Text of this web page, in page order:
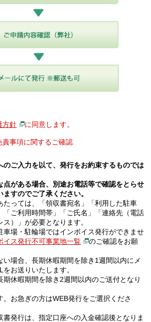
方針 に同意します。
責事項に関するご確認
のご入力を以て、発行をお約束するものでは
点がある場合、別途お電話等で確認をとらせ
すのでご了承ください。
たっては、「領収書宛名」「利用した駐車
「ご利用時間帯」「ご氏名」「連絡先（電話
）」が必要となります。
車場・駐輪場ではインボイス発行ができませ
イス発行不可事業地一覧
のご確認をお願
い場合、長期休暇期間を除き1週間以内にメ
お送りいたします。
期休暇期間を除き2週間以内のご送付となり
お急ぎの方はWEB発行をご選択くださ
書発行は、指定口座への入金確認後となりま